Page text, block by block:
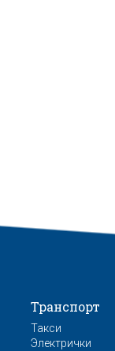
Транспорт
Такси
Электрички